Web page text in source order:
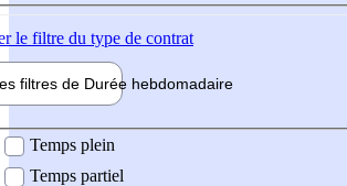
le filtre du type de contrat
filtres de Durée hebdomadaire
Temps plein
Temps partiel